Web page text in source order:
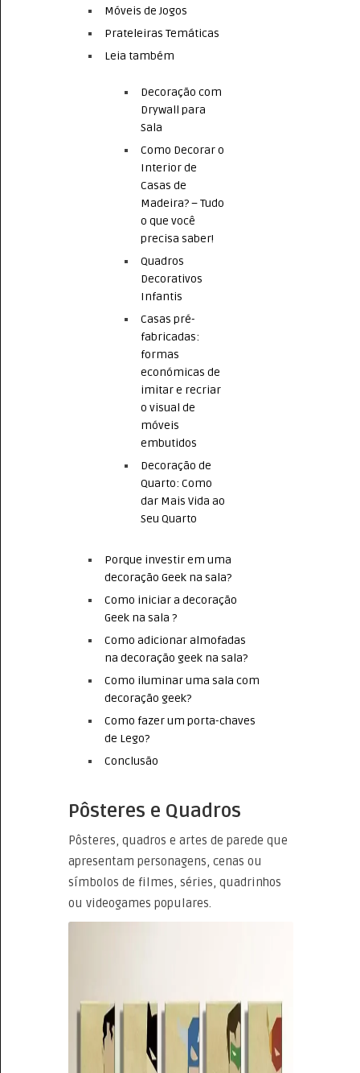
Móveis de Jogos
Prateleiras Temáticas
Leia também
Decoração com
Drywall para
Sala
Como Decorar o
Interior de
Casas de
Madeira? – Tudo
o que você
precisa saber!
Quadros
Decorativos
Infantis
Casas pré-
fabricadas:
formas
económicas de
imitar e recriar
o visual de
móveis
embutidos
Decoração de
Quarto: Como
dar Mais Vida ao
Seu Quarto
Porque investir em uma
decoração Geek na sala?
Como iniciar a decoração
Geek na sala ?
Como adicionar almofadas
na decoração geek na sala?
Como iluminar uma sala com
decoração geek?
Como fazer um porta-chaves
de Lego?
Conclusão
Pôsteres e Quadros
Pôsteres, quadros e artes de parede que
apresentam personagens, cenas ou
símbolos de filmes, séries, quadrinhos
ou videogames populares.